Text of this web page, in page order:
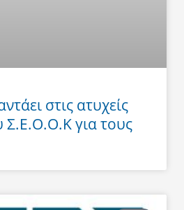
στις ατυχείς
Σ.Ε.Ο.Ο.Κ για τους